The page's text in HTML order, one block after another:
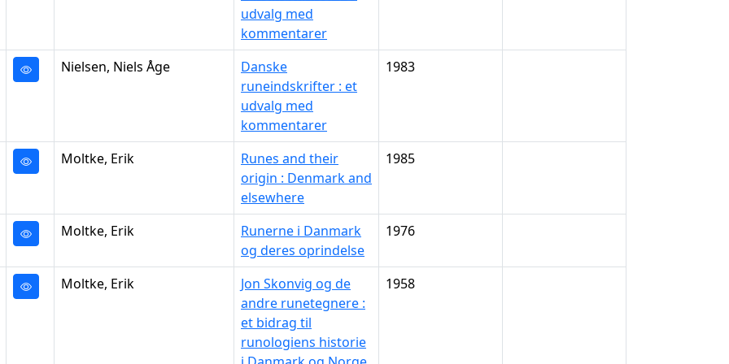
udvalg med
kommentarer
Nielsen, Niels Åge
Danske
runeindskrifter : et
udvalg med
kommentarer
1983
Moltke, Erik
Runes and their
origin : Denmark and
elsewhere
1985
Moltke, Erik
Runerne i Danmark
og deres oprindelse
1976
Moltke, Erik
Jon Skonvig og de
andre runetegnere :
et bidrag til
runologiens historie
1958